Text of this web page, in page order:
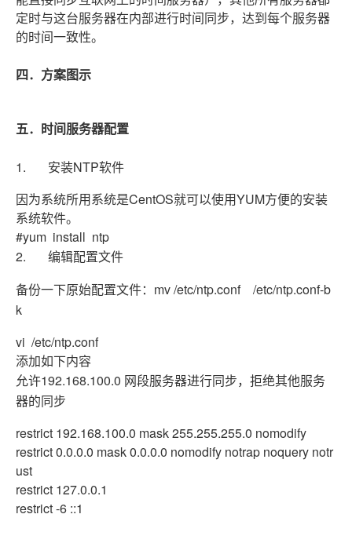
定时与这台服务器在内部进行时间同步，达到每个服务器
的时间一致性。
四．方案图示
五．时间服务器配置
1. 安装NTP软件
因为系统所用系统是CentOS就可以使用YUM方便的安装
系统软件。
#yum install ntp
2. 编辑配置文件
备份一下原始配置文件：mv /etc/ntp.conf /etc/ntp.conf-b
k
vi /etc/ntp.conf
添加如下内容
允许192.168.100.0 网段服务器进行同步，拒绝其他服务
器的同步
restrict 192.168.100.0 mask 255.255.255.0 nomodify
restrict 0.0.0.0 mask 0.0.0.0 nomodify notrap noquery notr
ust
restrict 127.0.0.1
restrict -6 ::1